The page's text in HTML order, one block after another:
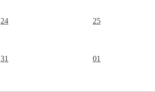
24 25
31 01